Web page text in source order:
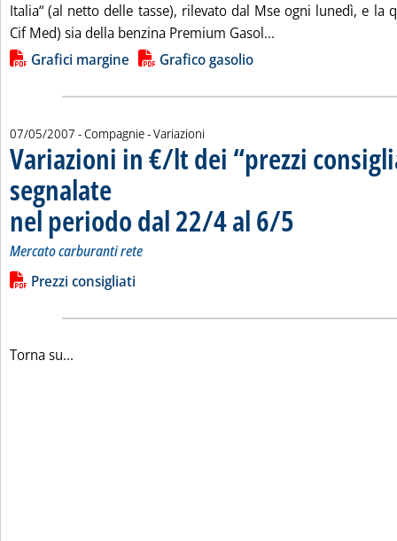
Italia“ (al netto delle tasse), rilevato dal Mse ogni lunedì, e la
Cif Med) sia della benzina Premium Gasol...
Lista allegati PDF alla notizia
Grafici margine Grafico gasolio
07/05/2007 - Compagnie - Variazioni
Variazioni in €/lt dei “prezzi
segnalate
nel periodo dal 22/4 al 6/5
Mercato carburanti rete
Leggi tutta la notizia: 'Variazioni in €/lt dei “prezzi
Lista allegati PDF alla notizia
Prezzi consigliati
Torna su...